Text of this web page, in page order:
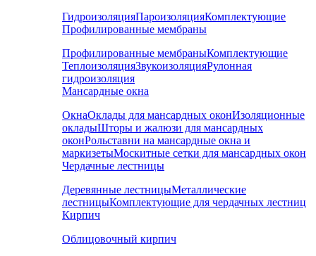
ГидроизоляцияПароизоляцияКомплектующие
Профилированные мембраны
Профилированные мембраныКомплектующие
ТеплоизоляцияЗвукоизоляцияРулонная
гидроизоляция
Мансардные окна
ОкнаОклады для мансардных оконИзоляционные
окладыШторы и жалюзи для мансардных
оконРольставни на мансардные окна и
маркизетыМоскитные сетки для мансардных окон
Чердачные лестницы
Деревянные лестницыМеталлические
лестницыКомплектующие для чердачных лестниц
Кирпич
Облицовочный кирпич